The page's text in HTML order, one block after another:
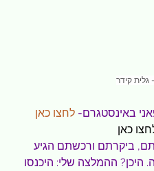
גלית קידר
באינסטגרם- לחצו כאן
כאן
ביקרתם ורכשתם הגיע
היכן? ההמלצה שלי: היכנסו